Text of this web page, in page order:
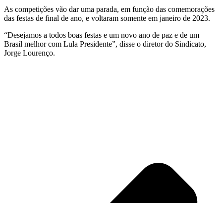
As competições vão dar uma parada, em função das comemorações
das festas de final de ano, e voltaram somente em janeiro de 2023.
“Desejamos a todos boas festas e um novo ano de paz e de um
Brasil melhor com Lula Presidente”, disse o diretor do Sindicato,
Jorge Lourenço.